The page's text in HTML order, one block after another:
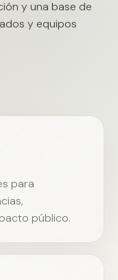
y una base de
y equipos
para
público.